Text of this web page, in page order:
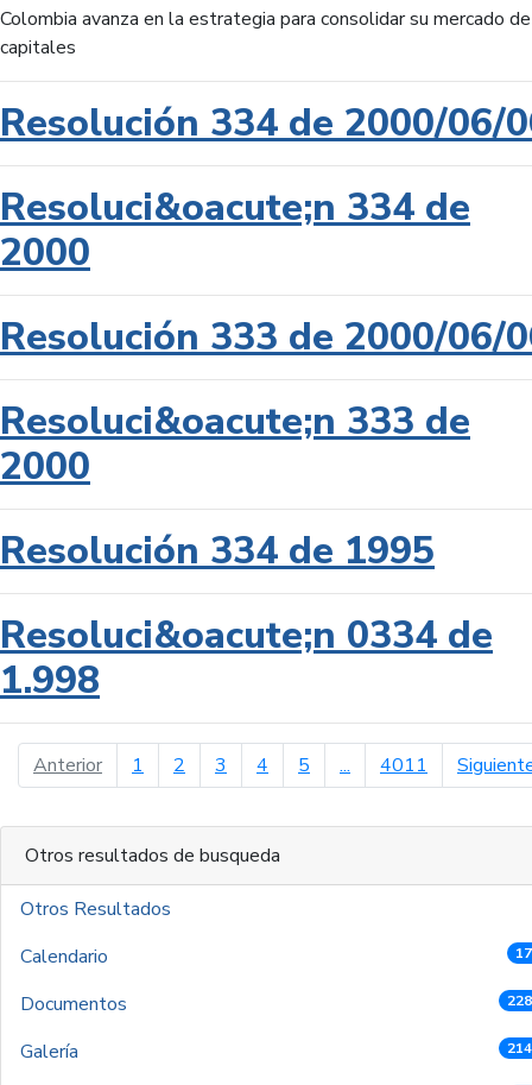
Colombia avanza en la estrategia para consolidar su mercado de
capitales
Resolución 334 de 2000/06/
Resoluci&oacute;n 334 de
2000
Resolución 333 de 2000/06/
Resoluci&oacute;n 333 de
2000
Resolución 334 de 1995
Resoluci&oacute;n 0334 de
1.998
Anteriorpágina anterior
1 2 3 4 5 ... 4011
Otros resultados de busqueda
Otros Resultados
Calendario
Documentos
Galería